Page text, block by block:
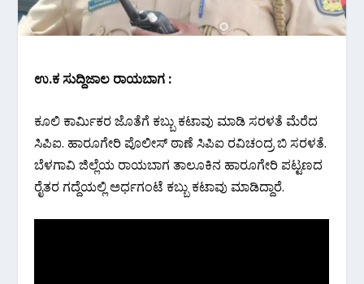
ಉ.ಕ ಸುದ್ದಿಜಾಲ ರಾಯಬಾಗ :
ಕೂಲಿ ಕಾರ್ಮಿಕರ ಜೊತೆಗೆ ಕಬ್ಬು ಕಟಾವು ಮಾಡಿ ಸರಳತೆ ಮೆರೆದ
ಸಿಪಿಐ. ಹಾರೂಗೇರಿ ಪೊಲೀಸ್ ಠಾಣೆ ಸಿಪಿಐ ರವಿಚಂದ್ರ ಬಿ ಸರಳತೆ.
ಬೆಳಗಾವಿ ಜಿಲ್ಲೆಯ ರಾಯಬಾಗ ತಾಲೂಕಿನ ಹಾರೂಗೇರಿ ಪಟ್ಟಣದ
ರೈತರ ಗದ್ದೆಯಲ್ಲಿ ಅರ್ಧಗಂಟೆ ಕಬ್ಬು ಕಟಾವು ಮಾಡಿದ್ದಾರೆ.